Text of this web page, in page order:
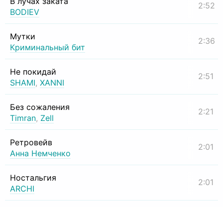
BODIEV
2:52
Мутки
Криминальный бит
2:36
Не покидай
SHAMI, XANNI
2:51
Без сожаления
Timran, Zell
2:21
Ретровейв
Анна Немченко
2:01
Ностальгия
ARCHI
2:01